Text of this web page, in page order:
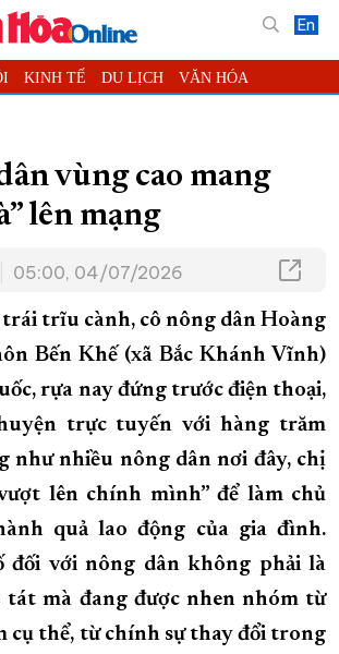
En
KINH TẾ DU LỊCH VĂN HÓA
VIDEO ĐỌC BÁO ONLINE
- QUẢNG CÁO
HÒA
DỰNG VÀ PHÁT TRIỂN TỈNH KHÁNH HÒA
XỨ TRẦM
TRỞ THÀNH THÀNH PHỐ TRỰC THUỘC
CẤP TRANG CHỦ VỀ BÁO KHÁNH HÒA
vùng cao mang
lên mạng
05:00, 04/07/2026
trĩu cành, cô nông dân Hoàng
Bến Khế (xã Bắc Khánh Vĩnh)
rựa nay đứng trước điện thoại,
trực tuyến với hàng trăm
như nhiều nông dân nơi đây, chị
lên chính mình” để làm chủ
quả lao động của gia đình.
đối với nông dân không phải là
tát mà đang được nhen nhóm từ
cụ thể, từ chính sự thay đổi trong